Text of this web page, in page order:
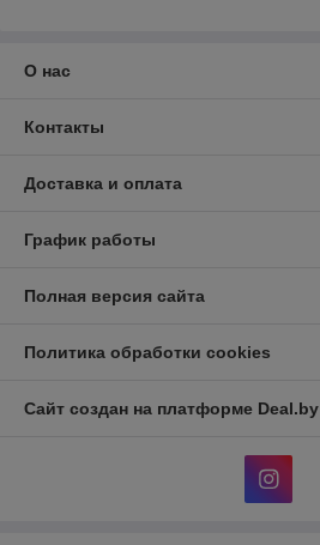
О нас
Контакты
Доставка и оплата
График работы
Полная версия сайта
Политика обработки cookies
Сайт создан на платформе Deal.by